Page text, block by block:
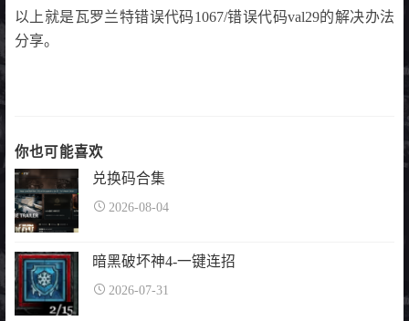
以上就是瓦罗兰特错误代码1067/错误代码val29的解决办法
分享。
你也可能喜欢
兑换码合集
2026-08-04
暗黑破坏神4-一键连招
2026-07-31